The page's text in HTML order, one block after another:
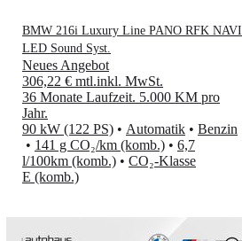
BMW 216i Luxury Line PANO RFK NAVI
LED Sound Syst.
Neues Angebot
306,22 € mtl.inkl. MwSt.
36 Monate Laufzeit. 5.000 KM pro
Jahr.
90 kW (122 PS) • Automatik • Benzin
• 141 g CO₂/km (komb.) • 6,7
l/100km (komb.) • CO₂-Klasse
E (komb.)